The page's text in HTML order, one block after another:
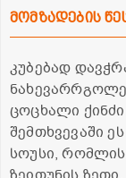
მომზადების
კუბებად
ცოცხალი
შემთხვევაში
სოუსი,